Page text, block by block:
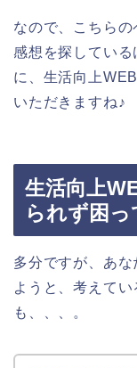
なので、こちら
感想を探してい
に、生活向上
いただきますね♪
生活向上
られず困
多分ですが、あ
ようと、考えて
も、、、。